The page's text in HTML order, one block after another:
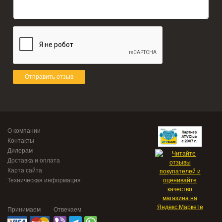
Отправить отзыв
О компании
Контакты
Дилерам
Доставка и оплата
Карта сайта
Техническая информация
Принимаем Отвечаем